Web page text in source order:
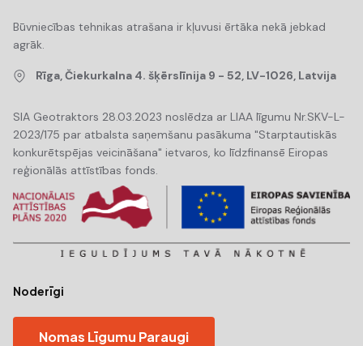
Būvniecības tehnikas atrašana ir kļuvusi ērtāka nekā jebkad
agrāk.
Rīga, Čiekurkalna 4. šķērslīnija 9 - 52, LV-1026, Latvija
SIA Geotraktors 28.03.2023 noslēdza ar LIAA līgumu Nr.SKV-L-
2023/175 par atbalsta saņemšanu pasākuma "Starptautiskās
konkurētspējas veicināšana" ietvaros, ko līdzfinansē Eiropas
reģionālās attīstības fonds.
Noderīgi
Nomas Līgumu Paraugi